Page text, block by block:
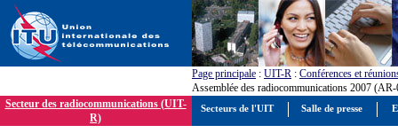
Page principale : UIT-R : Conférences et
Assemblée des radiocommunications 2007
Secteur des radiocommunications (UIT-
R)
Secteurs de l'UIT Salle de presse